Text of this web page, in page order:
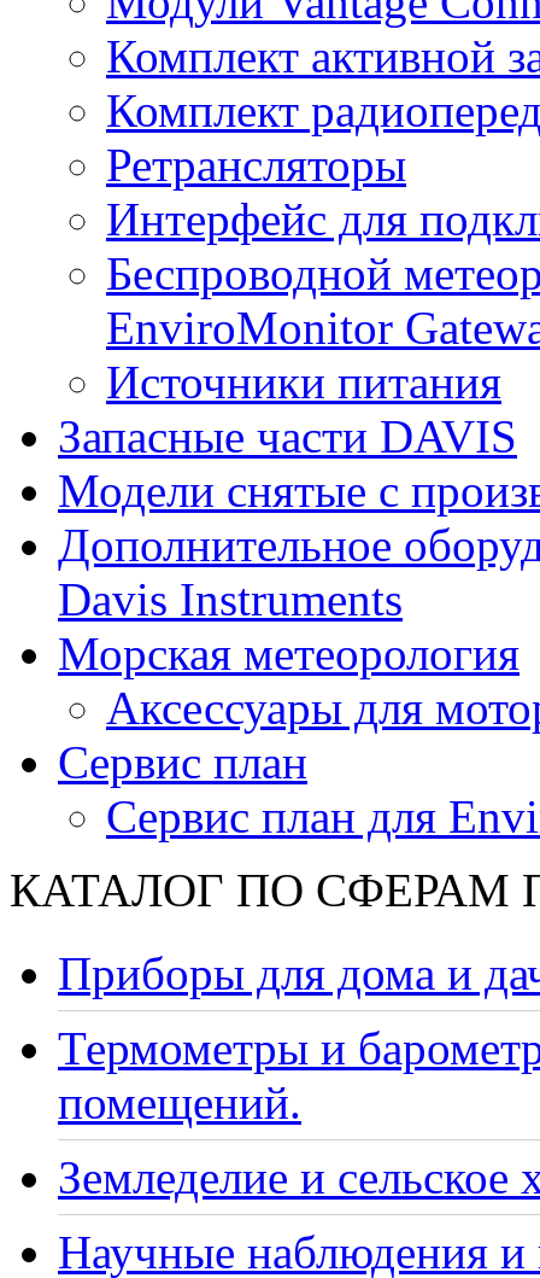
Комплект активной
Комплект
Ретрансляторы
Интерфейс для
Беспроводной
EnviroMonitor
Источники питания
Запасные части DAVIS
Модели снятые с
Дополнительное
Davis Instruments
Морская метеорология
Аксессуары для
Сервис план
Сервис план для
КАТАЛОГ ПО СФЕРАМ
Приборы для дома и
Термометры и
помещений.
Земледелие и сельское
Научные наблюдения и